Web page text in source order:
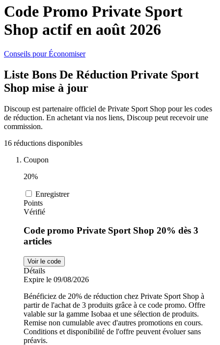
Guess
Europcar
Cdiscount
TikTok Shop
Vacances et
Beauté et
santé
Fitness
motocyclettes
Code Promo Private Sport
Shop actif en août 2026
Conseils pour Économiser
Liste Bons De Réduction Private Sport
Shop mise à jour
Discoup est partenaire officiel de Private Sport Shop pour les codes
de réduction. En achetant via nos liens, Discoup peut recevoir une
commission.
16 réductions disponibles
Coupon
20%
Enregistrer
Points
Vérifié
Code promo Private Sport Shop 20% dès 3
articles
Voir le code
Détails
Expire le 09/08/2026
Bénéficiez de 20% de réduction chez Private Sport Shop à
partir de l'achat de 3 produits grâce à ce code promo. Offre
valable sur la gamme Isobaa et une sélection de produits.
Remise non cumulable avec d'autres promotions en cours.
Conditions et disponibilité de l'offre peuvent évoluer sans
préavis.